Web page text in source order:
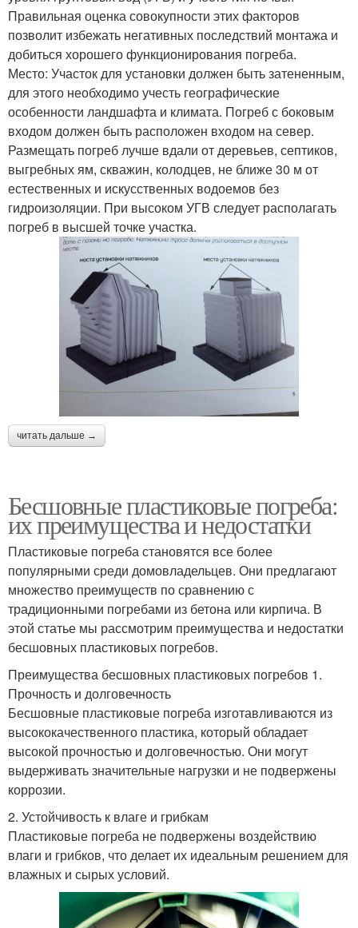
Правильная оценка совокупности этих факторов
позволит избежать негативных последствий монтажа и
добиться хорошего функционирования погреба.
Место: Участок для установки должен быть затененным,
для этого необходимо учесть географические
особенности ландшафта и климата. Погреб с боковым
входом должен быть расположен входом на север.
Размещать погреб лучше вдали от деревьев, септиков,
выгребных ям, скважин, колодцев, не ближе 30 м от
естественных и искусственных водоемов без
гидроизоляции. При высоком УГВ следует располагать
погреб в высшей точке участка.
читать дальше →
Бесшовные пластиковые погреба:
их преимущества и недостатки
Пластиковые погреба становятся все более
популярными среди домовладельцев. Они предлагают
множество преимуществ по сравнению с
традиционными погребами из бетона или кирпича. В
этой статье мы рассмотрим преимущества и недостатки
бесшовных пластиковых погребов.
Преимущества бесшовных пластиковых погребов 1.
Прочность и долговечность
Бесшовные пластиковые погреба изготавливаются из
высококачественного пластика, который обладает
высокой прочностью и долговечностью. Они могут
выдерживать значительные нагрузки и не подвержены
коррозии.
2. Устойчивость к влаге и грибкам
Пластиковые погреба не подвержены воздействию
влаги и грибков, что делает их идеальным решением для
влажных и сырых условий.